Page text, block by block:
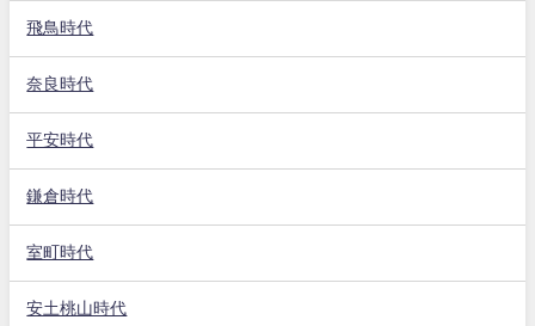
飛鳥時代
奈良時代
平安時代
鎌倉時代
室町時代
安土桃山時代